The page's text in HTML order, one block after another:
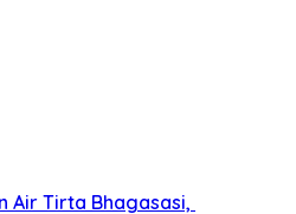
Air Tirta Bhagasasi,